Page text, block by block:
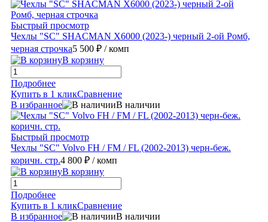
Быстрый просмотр
Чехлы "SC" SHACMAN X6000 (2023-) черный 2-ой Ромб,
черная строчка5 500 ₽ / комп
В корзину
Подробнее
Купить в 1 кликСравнение
В избранное
В наличии
Быстрый просмотр
Чехлы "SC" Volvo FH / FM / FL (2002-2013) черн-беж.
коричн. стр.4 800 ₽ / комп
В корзину
Подробнее
Купить в 1 кликСравнение
В избранное
В наличии